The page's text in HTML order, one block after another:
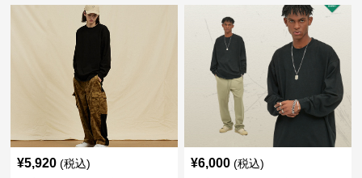
¥5,920 (税込) ¥6,000 (税込)